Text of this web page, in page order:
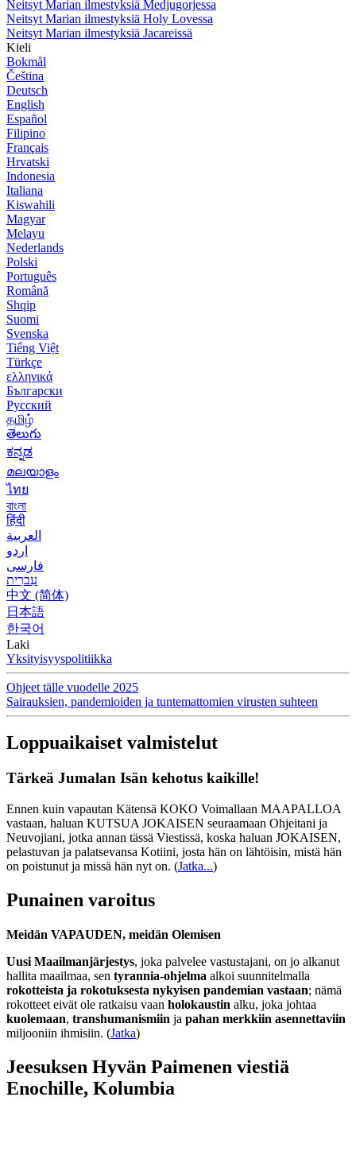
Neitsyt Marian ilmestyksiä Medjugorjessa
Neitsyt Marian ilmestyksiä Holy Lovessa
Neitsyt Marian ilmestyksiä Jacareissä
Kieli
Bokmål
Čeština
Deutsch
English
Español
Filipino
Français
Hrvatski
Indonesia
Italiana
Kiswahili
Magyar
Melayu
Nederlands
Polski
Português
Română
Shqip
Suomi
Svenska
Tiếng Việt
Türkçe
ελληνικά
Български
Русский
தமிழ்
తెలుగు
ಕನ್ನಡ
മലയാളം
ไทย
বাংলা
हिंदी
العربية
اردو
فارسی
עִברִית
中文 (简体)
日本語
한국어
Laki
Yksityisyyspolitiikka
Ohjeet tälle vuodelle 2025
Sairauksien, pandemioiden ja tuntemattomien virusten suhteen
Loppuaikaiset valmistelut
Tärkeä Jumalan Isän kehotus kaikille!
Ennen kuin vapautan Kätensä KOKO Voimallaan MAAPALLOA
vastaan, haluan KUTSUA JOKAISEN seuraamaan Ohjeitani ja
Neuvojiani, jotka annan tässä Viestissä, koska haluan JOKAISEN,
pelastuvan ja palatsevansa Kotiini, josta hän on lähtöisin, mistä hän
on poistunut ja missä hän nyt on. (Jatka...)
Punainen varoitus
Meidän VAPAUDEN, meidän Olemisen
Uusi Maailmanjärjestys, joka palvelee vastustajani, on jo alkanut
hallita maailmaa, sen tyrannia-ohjelma alkoi suunnitelmalla
rokotteista ja rokotuksesta nykyisen pandemian vastaan; nämä
rokotteet eivät ole ratkaisu vaan holokaustin alku, joka johtaa
kuolemaan, transhumanismiin ja pahan merkkiin asennettaviin
miljooniin ihmisiin. (Jatka)
Jeesuksen Hyvän Paimenen viestiä
Enochille, Kolumbia